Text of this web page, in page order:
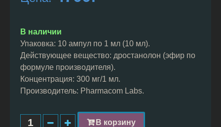
основе
В наличии
Упаковка: 10 ампул по 1 мл (10 мл).
Действующее вещество: дростанолон (эфир по
формуле производителя).
Концентрация: 300 мг/1 мл.
Производитель: Pharmacom Labs.
В корзину